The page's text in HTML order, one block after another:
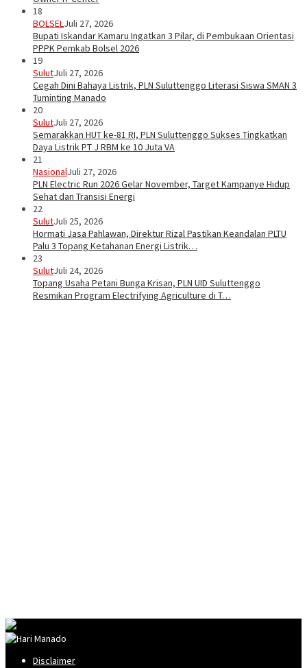
18
BOLSELJuli 27, 2026
Bupati Iskandar Kamaru Ingatkan 3 Pilar, di Pembukaan Orientasi
PPPK Pemkab Bolsel 2026
19
SulutJuli 27, 2026
Cegah Dini Bahaya Listrik, PLN Suluttenggo Literasi Siswa SMAN 3
Tuminting Manado
20
SulutJuli 27, 2026
Semarakkan HUT ke-81 RI, PLN Suluttenggo Sukses Tingkatkan
Daya Listrik PT J RBM ke 10 Juta VA
21
NasionalJuli 27, 2026
PLN Electric Run 2026 Gelar November, Target Kampanye Hidup
Sehat dan Transisi Energi
22
SulutJuli 25, 2026
Hormati Jasa Pahlawan, Direktur Rizal Pastikan Keandalan PLTU
Palu 3 Topang Ketahanan Energi Listrik…
23
SulutJuli 24, 2026
Topang Usaha Petani Bunga Krisan, PLN UID Suluttenggo
Resmikan Program Electrifying Agriculture di T…
Disclaimer